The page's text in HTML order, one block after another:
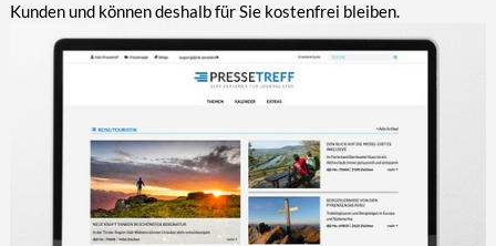
Kunden und können deshalb für Sie kostenfrei bleiben.